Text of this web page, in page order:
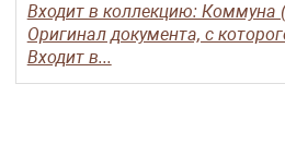
Входит в коллекцию: Коммуна
Оригинал документа, с
Входит в...